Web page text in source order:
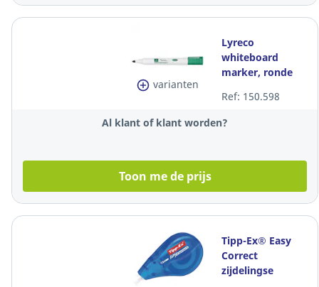
varianten
Lyreco
whiteboard
marker, ronde
groen, per stuk
Ref: 150.598
Al klant of klant worden?
Toon me de prijs
Tipp-Ex® Easy
Correct
zijdelingse